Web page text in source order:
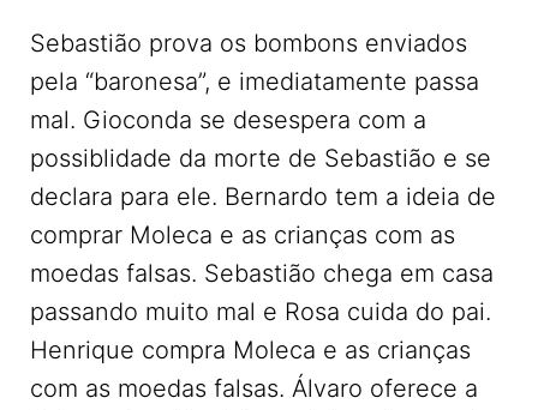
Sebastião prova os bombons enviados
pela “baronesa”, e imediatamente passa
mal. Gioconda se desespera com a
possiblidade da morte de Sebastião e se
declara para ele. Bernardo tem a ideia de
comprar Moleca e as crianças com as
moedas falsas. Sebastião chega em casa
passando muito mal e Rosa cuida do pai.
Henrique compra Moleca e as crianças
com as moedas falsas. Álvaro oferece a